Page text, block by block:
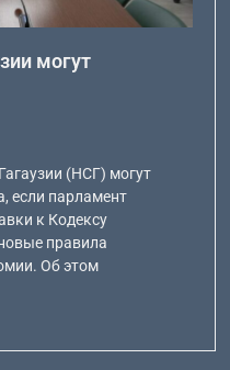
могут
(НСГ) могут
если парламент
к Кодексу
правила
Об этом